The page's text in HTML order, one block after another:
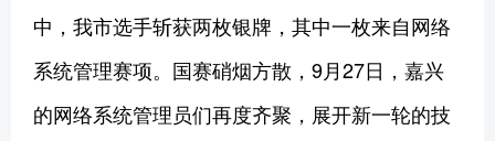
中，我市选手斩获两枚银牌，其中一枚来自网络
系统管理赛项。国赛硝烟方散，9月27日，嘉兴
的网络系统管理员们再度齐聚，展开新一轮的技